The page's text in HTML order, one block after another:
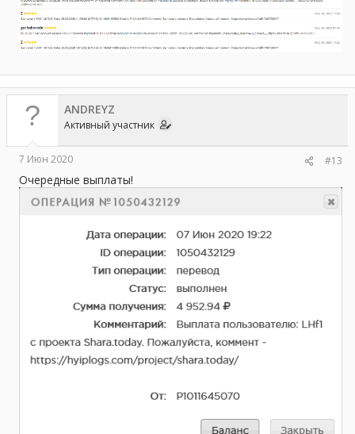
ANDREYZ
Активный участник
7 Июн 2020 #13
Очередные выплаты!